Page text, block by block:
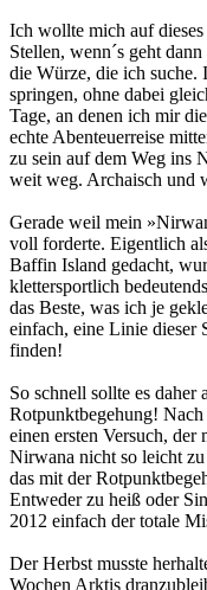
Ich wollte mich auf
Stellen, wenn´s geht
die Würze, die ich suche.
springen, ohne dabei
Tage, an denen ich mir
echte Abenteuerreise
zu sein auf dem Weg ins
weit weg. Archaisch und
Gerade weil mein
voll forderte. Eigentlich
Baffin Island gedacht,
klettersportlich
das Beste, was ich je
einfach, eine Linie dieser
finden!
So schnell sollte es daher
Rotpunktbegehung! Nach
einen ersten Versuch,
Nirwana nicht so leicht
das mit der
Entweder zu heiß oder
2012 einfach der totale
Der Herbst musste
Wochen Arktis